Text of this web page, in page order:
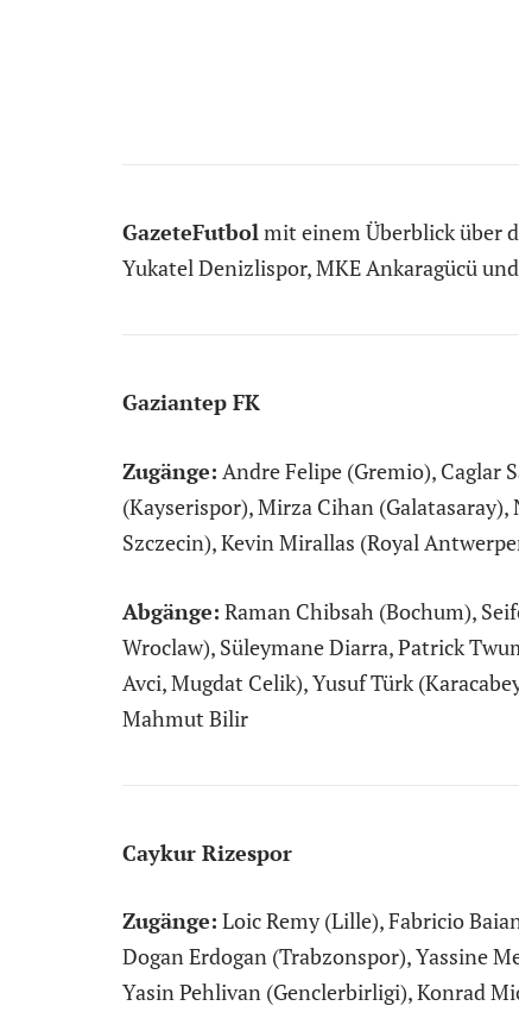
GazeteFutbolmit einem Überblick über
Yukatel Denizlispor, MKE Ankaragücü
Gaziantep FK
Zugänge: Andre Felipe (Gremio), Caglar
(Kayserispor), Mirza Cihan
Szczecin), Kevin Mirallas (Royal
Abgänge: Raman Chibsah (Bochum),
Wroclaw), Süleymane Diarra, Patrick
Avci, Mugdat Celik), Yusuf Türk
Mahmut Bilir
Caykur Rizespor
Zugänge: Loic Remy (Lille), Fabricio
Dogan Erdogan (Trabzonspor), Yassine
Yasin Pehlivan (Genclerbirligi), Konrad